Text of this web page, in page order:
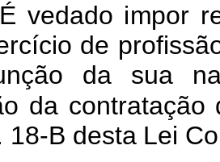
É vedado impor r
ício de prof
da sua
da contratação
18-B desta Lei Co